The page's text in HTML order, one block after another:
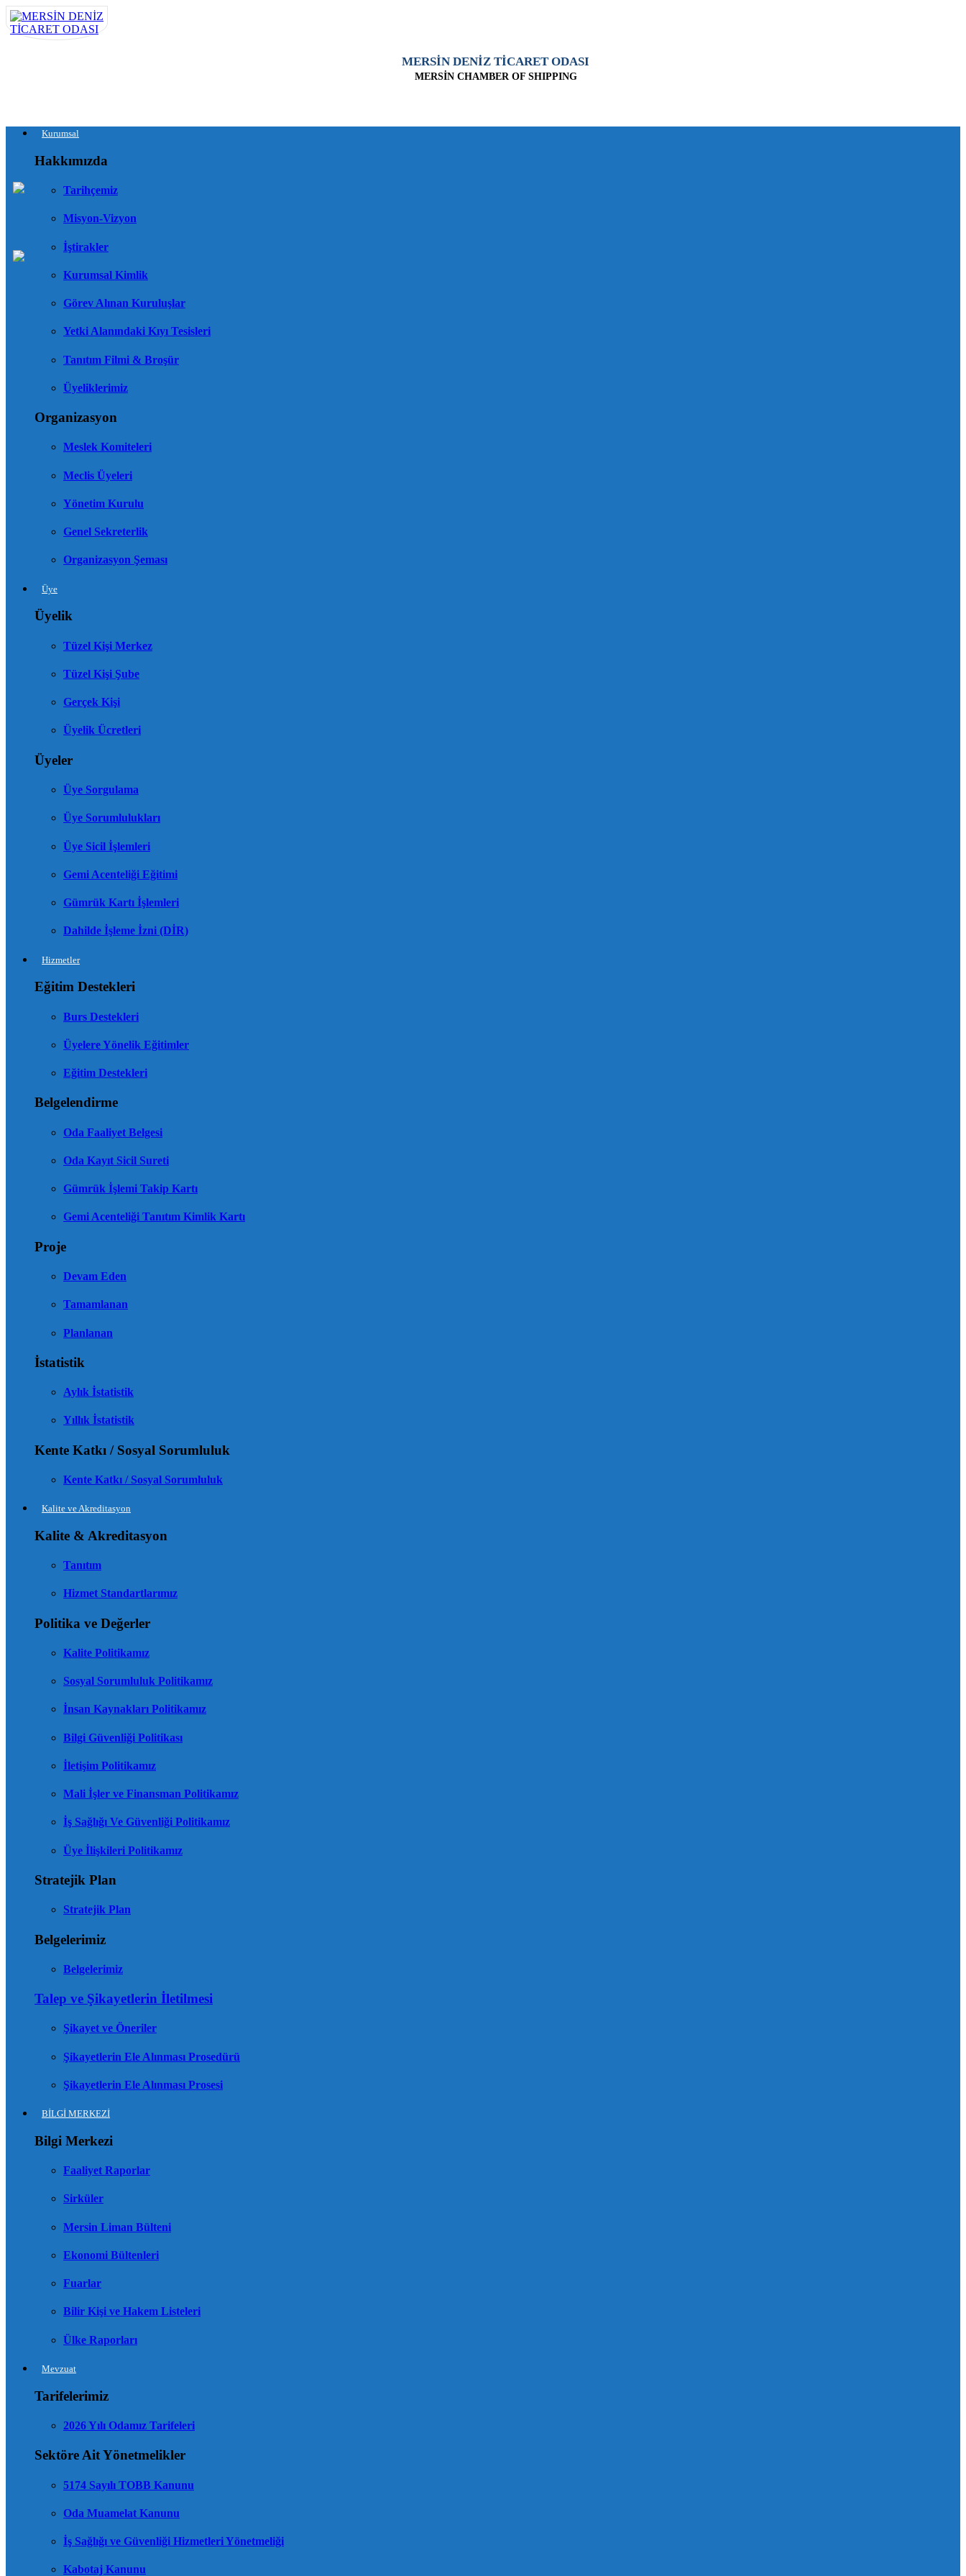
MERSİN DENİZ TİCARET ODASI
MERSİN CHAMBER OF SHIPPING
Kurumsal
Hakkımızda
Tarihçemiz
Misyon-Vizyon
İştirakler
Kurumsal Kimlik
Görev Alınan Kuruluşlar
Yetki Alanındaki Kıyı Tesisleri
Tanıtım Filmi & Broşür
Üyeliklerimiz
Organizasyon
Meslek Komiteleri
Meclis Üyeleri
Yönetim Kurulu
Genel Sekreterlik
Organizasyon Şeması
Üye
Üyelik
Tüzel Kişi Merkez
Tüzel Kişi Şube
Gerçek Kişi
Üyelik Ücretleri
Üyeler
Üye Sorgulama
Üye Sorumlulukları
Üye Sicil İşlemleri
Gemi Acenteliği Eğitimi
Gümrük Kartı İşlemleri
Dahilde İşleme İzni (DİR)
Hizmetler
Eğitim Destekleri
Burs Destekleri
Üyelere Yönelik Eğitimler
Eğitim Destekleri
Belgelendirme
Oda Faaliyet Belgesi
Oda Kayıt Sicil Sureti
Gümrük İşlemi Takip Kartı
Gemi Acenteliği Tanıtım Kimlik Kartı
Proje
Devam Eden
Tamamlanan
Planlanan
İstatistik
Aylık İstatistik
Yıllık İstatistik
Kente Katkı / Sosyal Sorumluluk
Kente Katkı / Sosyal Sorumluluk
Kalite ve Akreditasyon
Kalite & Akreditasyon
Tanıtım
Hizmet Standartlarımız
Politika ve Değerler
Kalite Politikamız
Sosyal Sorumluluk Politikamız
İnsan Kaynakları Politikamız
Bilgi Güvenliği Politikası
İletişim Politikamız
Mali İşler ve Finansman Politikamız
İş Sağlığı Ve Güvenliği Politikamız
Üye İlişkileri Politikamız
Stratejik Plan
Stratejik Plan
Belgelerimiz
Belgelerimiz
Talep ve Şikayetlerin İletilmesi
Şikayet ve Öneriler
Şikayetlerin Ele Alınması Prosedürü
Şikayetlerin Ele Alınması Prosesi
BİLGİ MERKEZİ
Bilgi Merkezi
Faaliyet Raporlar
Sirküler
Mersin Liman Bülteni
Ekonomi Bültenleri
Fuarlar
Bilir Kişi ve Hakem Listeleri
Ülke Raporları
Mevzuat
Tarifelerimiz
2026 Yılı Odamız Tarifeleri
Sektöre Ait Yönetmelikler
5174 Sayılı TOBB Kanunu
Oda Muamelat Kanunu
İş Sağlığı ve Güvenliği Hizmetleri Yönetmeliği
Kabotaj Kanunu